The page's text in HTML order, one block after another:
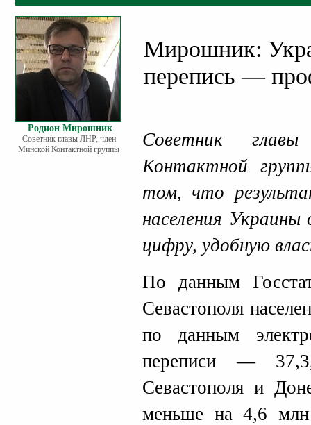
Родион Мирошник
Советник главы ЛНР, член
Минской Контактной группы
Мирошник:
перепись —
Советник
Контактной
том, что
населения
цифру, удобную
По данным
Севастополя
по данным
переписи —
Севастополя и
меньше на 4,6 млн